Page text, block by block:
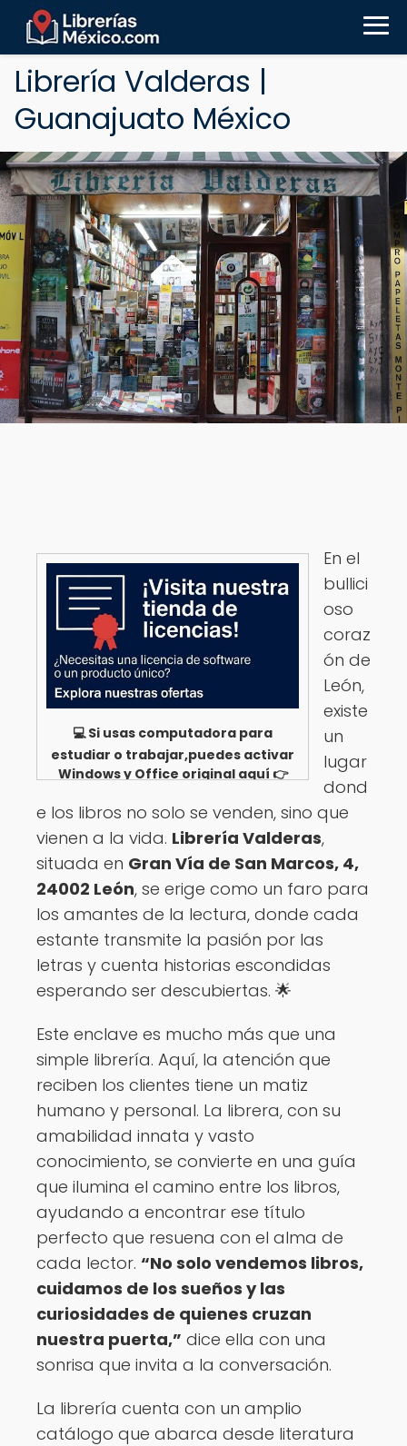
Librería Valderas |
Guanajuato México
💻 Si usas computadora para
estudiar o trabajar,puedes activar
Windows y Office original aquí 👉
En el
bullici
oso
coraz
ón de
León,
existe
un
lugar
dond
e los libros no solo se venden, sino que
vienen a la vida. Librería Valderas,
situada en Gran Vía de San Marcos, 4,
24002 León, se erige como un faro para
los amantes de la lectura, donde cada
estante transmite la pasión por las
letras y cuenta historias escondidas
esperando ser descubiertas. 🌟
Este enclave es mucho más que una
simple librería. Aquí, la atención que
reciben los clientes tiene un matiz
humano y personal. La librera, con su
amabilidad innata y vasto
conocimiento, se convierte en una guía
que ilumina el camino entre los libros,
ayudando a encontrar ese título
perfecto que resuena con el alma de
cada lector. “No solo vendemos libros,
cuidamos de los sueños y las
curiosidades de quienes cruzan
nuestra puerta,” dice ella con una
sonrisa que invita a la conversación.
La librería cuenta con un amplio
catálogo que abarca desde literatura